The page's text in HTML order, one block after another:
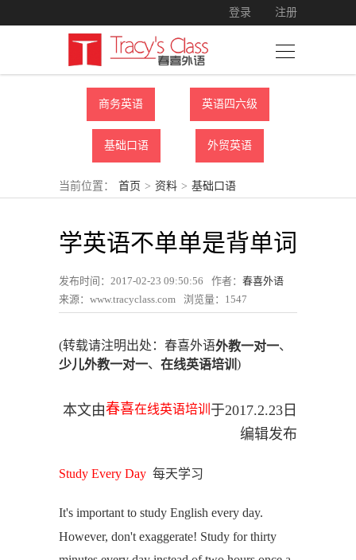
登录 注册
商务英语 英语四六级
基础口语 外贸英语
当前位置： 首页 > 资料 > 基础口语
学英语不单单是背单词
发布时间：2017-02-23 09:50:56 作者： 春喜外语
来源：www.tracyclass.com
浏览量： 1547
(转载请注明出处：春喜外语外教一对一、
少儿外教一对一、 在线英语培训 )
本文由春喜在线英语培训 于2017.2.23日
编辑发布
Study Every Day 每天学习
It's important to study English every day.
However, don't exaggerate! Study for thirty